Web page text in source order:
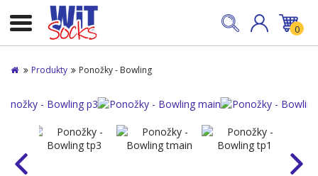
0
Produkty Ponožky - Bowling